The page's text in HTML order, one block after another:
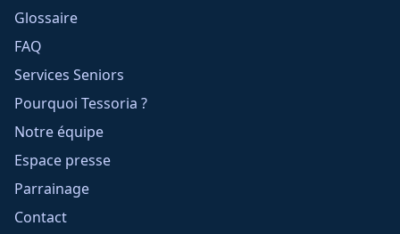
Glossaire
FAQ
Services Seniors
Pourquoi Tessoria ?
Notre équipe
Espace presse
Parrainage
Contact